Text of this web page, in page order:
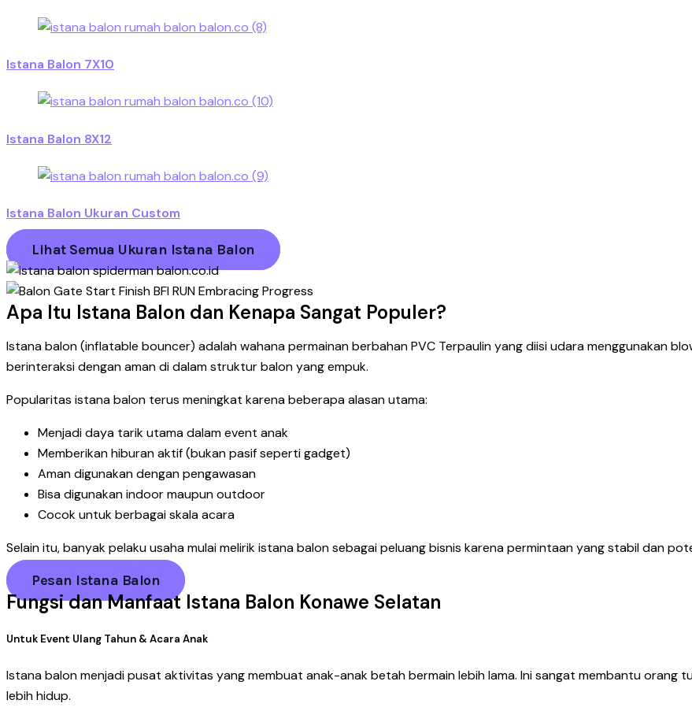
Istana Balon 7X10
Istana Balon 8X12
Istana Balon Ukuran Custom
Lihat Semua Ukuran Istana Balon
Apa Itu Istana Balon dan Kenapa Sangat Populer?
Istana balon (inflatable bouncer) adalah wahana permainan berbahan PVC Terpaulin yang diisi udara menggunakan
berinteraksi dengan aman di dalam struktur balon yang empuk.
Popularitas istana balon terus meningkat karena beberapa alasan utama:
Menjadi daya tarik utama dalam event anak
Memberikan hiburan aktif (bukan pasif seperti gadget)
Aman digunakan dengan pengawasan
Bisa digunakan indoor maupun outdoor
Cocok untuk berbagai skala acara
Selain itu, banyak pelaku usaha mulai melirik istana balon sebagai peluang bisnis karena permintaan yang stabil dan
Pesan Istana Balon
Fungsi dan Manfaat Istana Balon Konawe Selatan
Untuk Event Ulang Tahun & Acara Anak
Istana balon menjadi pusat aktivitas yang membuat anak-anak betah bermain lebih lama. Ini sangat membantu orang
lebih hidup.